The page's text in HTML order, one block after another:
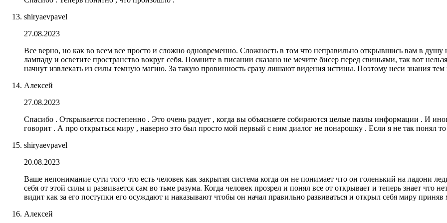
shiryaevpavel
27.08.2023
Все верно, но как во всем все просто и сложно одновременно. Сложность в том что неправильно открывшись вам в
лампаду и осветите пространство вокруг себя. Помните в писании сказано не мечите бисер перед свиньями, так вот
начнут извлекать из силы темную магию. За такую провинность сразу лишают видения истины. Поэтому неси знания тем
Алексей
27.08.2023
Спасибо . Открывается постепенно . Это очень радует , когда вы объясняете собираются целые пазлы информации . И
говорит . А про открыться миру , наверно это был просто мой первый с ним диалог не понарошку . Если я не так понял то
shiryaevpavel
20.08.2023
Ваше непонимание сути того что есть человек как закрытая система когда он не понимает что он голенький на ладони
себя от этой силы и развивается сам во тьме разума. Когда человек прозрел и понял все от открывает и теперь знает что
видит как за его поступки его осуждают и наказывают чтобы он начал правильно развиваться и открыл себя миру приняв
Алексей